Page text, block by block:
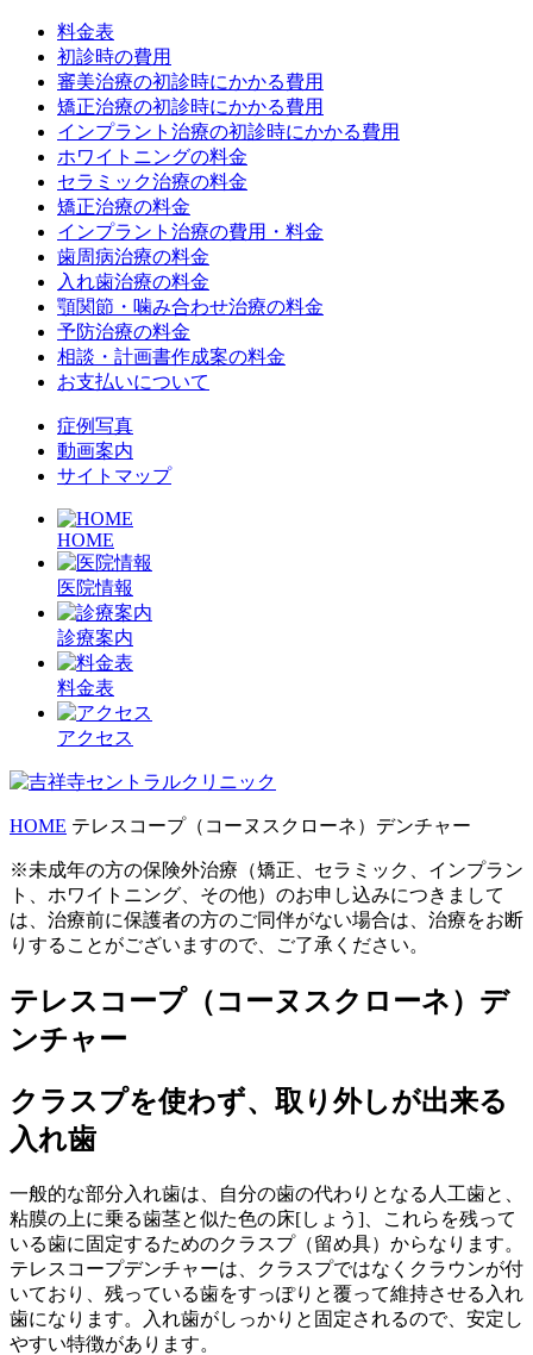
料金表
初診時の費用
審美治療の初診時にかかる費用
矯正治療の初診時にかかる費用
インプラント治療の初診時にかかる費用
ホワイトニングの料金
セラミック治療の料金
矯正治療の料金
インプラント治療の費用・料金
歯周病治療の料金
入れ歯治療の料金
顎関節・噛み合わせ治療の料金
予防治療の料金
相談・計画書作成案の料金
お支払いについて
症例写真
動画案内
サイトマップ
HOME
医院情報
診療案内
料金表
アクセス
HOME テレスコープ（コーヌスクローネ）デンチャー
※未成年の方の保険外治療（矯正、セラミック、インプラン
ト、ホワイトニング、その他）のお申し込みにつきまして
は、治療前に保護者の方のご同伴がない場合は、治療をお断
りすることがございますので、ご了承ください。
テレスコープ（コーヌスクローネ）デ
ンチャー
クラスプを使わず、取り外しが出来る
入れ歯
一般的な部分入れ歯は、自分の歯の代わりとなる人工歯と、
粘膜の上に乗る歯茎と似た色の床[しょう]、これらを残って
いる歯に固定するためのクラスプ（留め具）からなります。
テレスコープデンチャーは、クラスプではなくクラウンが付
いており、残っている歯をすっぽりと覆って維持させる入れ
歯になります。入れ歯がしっかりと固定されるので、安定し
やすい特徴があります。